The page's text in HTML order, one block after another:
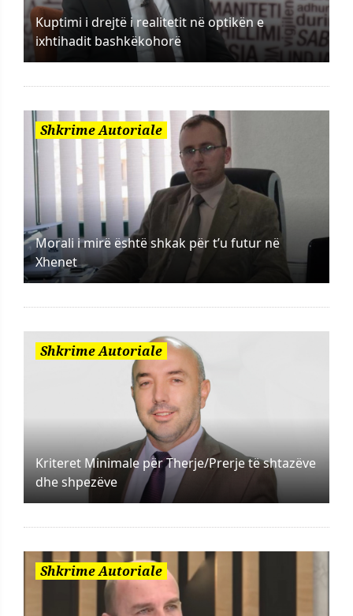
Kuptimi i drejtë i realitetit në optikën e
ixhtihadit bashkëkohorë
Shkrime Autoriale
Morali i mirë është shkak për t’u futur në
Xhenet
Shkrime Autoriale
Kriteret Minimale për Therje/Prerje të shtazëve
dhe shpezëve
Shkrime Autoriale